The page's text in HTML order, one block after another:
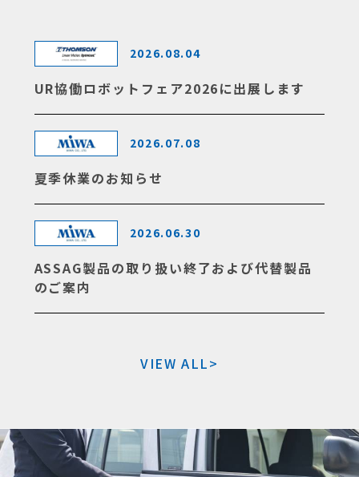
2026.08.04
UR協働ロボットフェア2026に出展します
2026.07.08
夏季休業のお知らせ
2026.06.30
ASSAG製品の取り扱い終了および代替製品
のご案内
VIEW ALL>